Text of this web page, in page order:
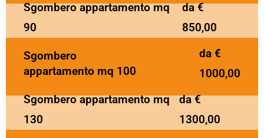
Sgombero appartamento mq
90
da €
850,00
Sgombero
appartamento mq 100
da €
1000,00
Sgombero appartamento mq
130
da €
1300,00